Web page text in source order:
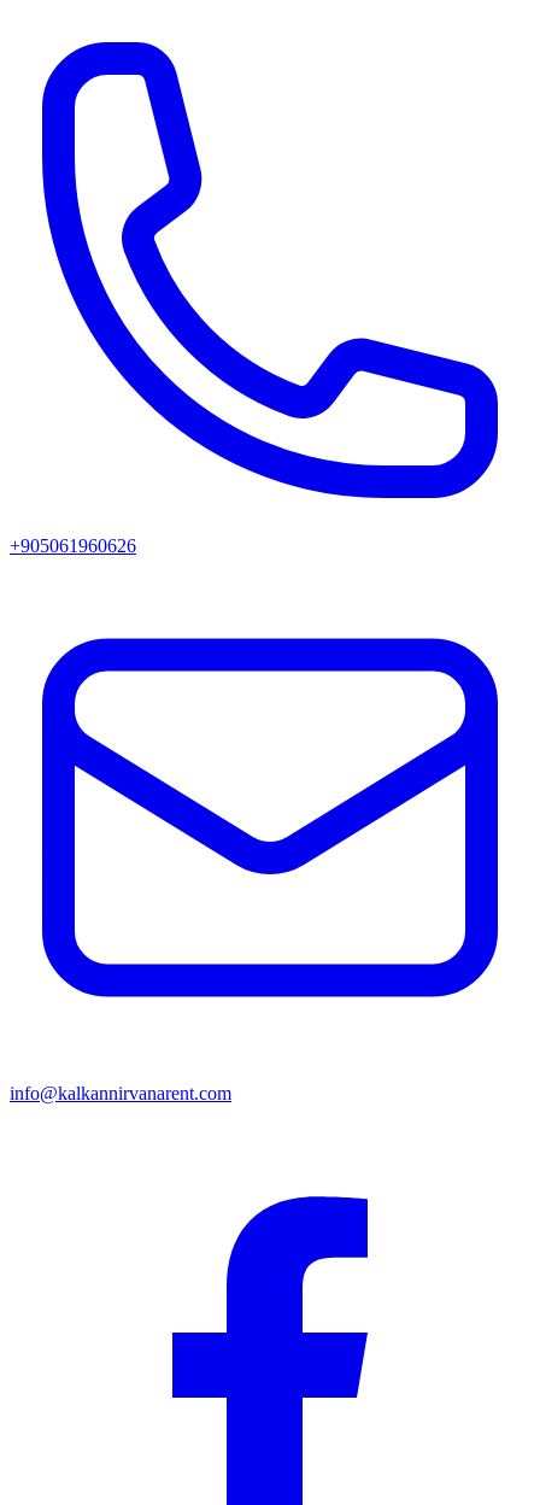
+905061960626
info@kalkannirvanarent.com